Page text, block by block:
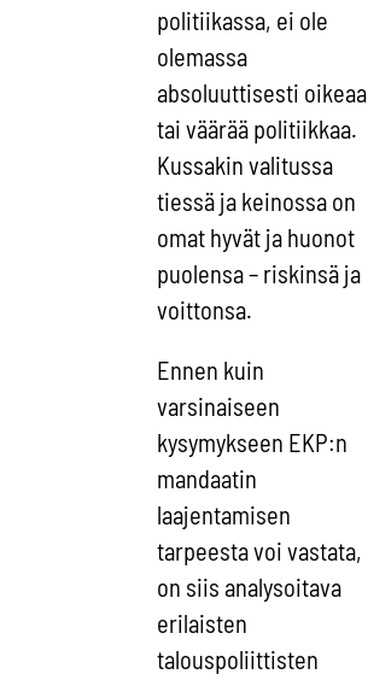
politiikassa, ei ole
olemassa
absoluuttisesti oikeaa
tai väärää politiikkaa.
Kussakin valitussa
tiessä ja keinossa on
omat hyvät ja huonot
puolensa – riskinsä ja
voittonsa.
Ennen kuin
varsinaiseen
kysymykseen EKP:n
mandaatin
laajentamisen
tarpeesta voi vastata,
on siis analysoitava
erilaisten
talouspoliittisten